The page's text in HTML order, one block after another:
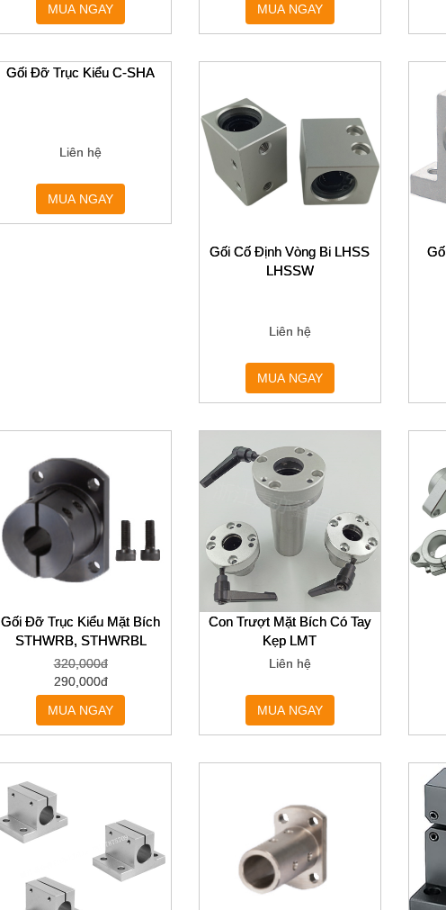
MUA NGAY MUA NGAY
Gối Đỡ Trục Kiểu C-SHA
Liên hệ
MUA NGAY
Gối Cố Định Vòng Bi LHSS
LHSSW
Liên hệ
MUA NGAY
Gối Đỡ Trục Kiểu Mặt Bích
STHWRB, STHWRBL
320,000đ
290,000đ
MUA NGAY
Con Trượt Mặt Bích Có Tay
Kẹp LMT
Liên hệ
MUA NGAY